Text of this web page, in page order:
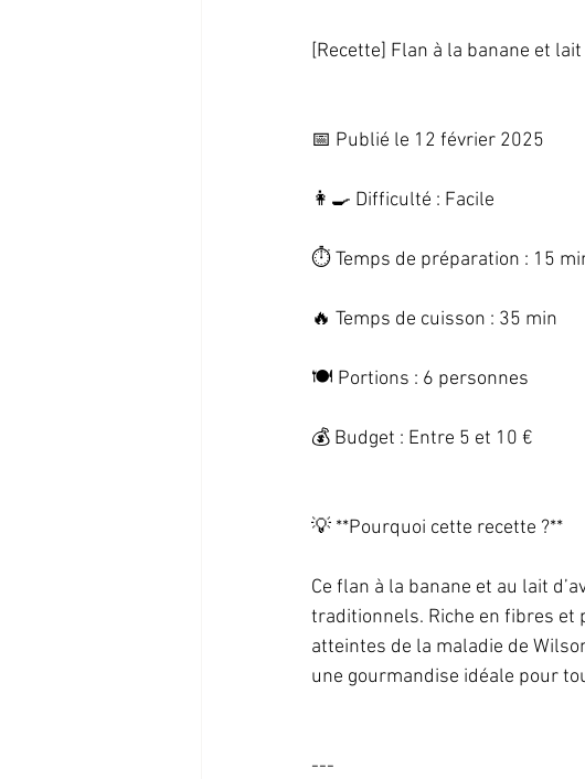
[Recette] Flan à la banane et
📅 Publié le 12 février 2025
👩‍🍳 Difficulté : Facile
⏱️ Temps de préparation : 15
🔥 Temps de cuisson : 35 min
🍽️ Portions : 6 personnes
💰 Budget : Entre 5 et 10 €
💡 **Pourquoi cette recette ?**
Ce flan à la banane et au lait
traditionnels. Riche en fibres et
atteintes de la maladie de
une gourmandise idéale pour
---